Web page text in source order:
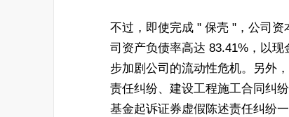
不过，即使完成 " 保壳 "，公司
司资产负债率高达 83.41%，以
步加剧公司的流动性危机。另外
责任纠纷、建设工程施工合同纠
基金起诉证券虚假陈述责任纠纷